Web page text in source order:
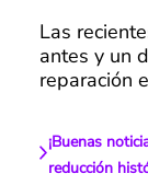
Las
antes y un
reparación
¡Buenas
reducción